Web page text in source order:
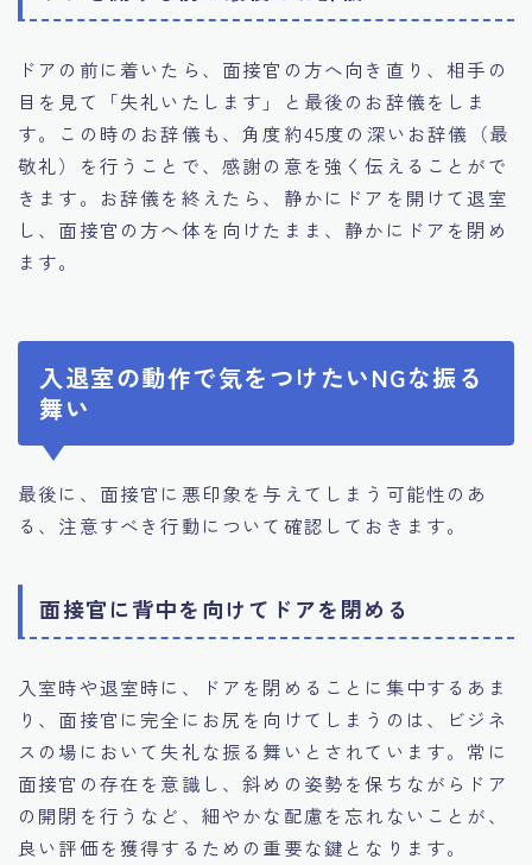
ドアの前に着いたら、面接官の方へ向き直り、相手の
目を見て「失礼いたします」と最後のお辞儀をしま
す。この時のお辞儀も、角度約45度の深いお辞儀（最
敬礼）を行うことで、感謝の意を強く伝えることがで
きます。お辞儀を終えたら、静かにドアを開けて退室
し、面接官の方へ体を向けたまま、静かにドアを閉め
ます。
入退室の動作で気をつけたいNGな振る
舞い
最後に、面接官に悪印象を与えてしまう可能性のあ
る、注意すべき行動について確認しておきます。
面接官に背中を向けてドアを閉める
入室時や退室時に、ドアを閉めることに集中するあま
り、面接官に完全にお尻を向けてしまうのは、ビジネ
スの場において失礼な振る舞いとされています。常に
面接官の存在を意識し、斜めの姿勢を保ちながらドア
の開閉を行うなど、細やかな配慮を忘れないことが、
良い評価を獲得するための重要な鍵となります。